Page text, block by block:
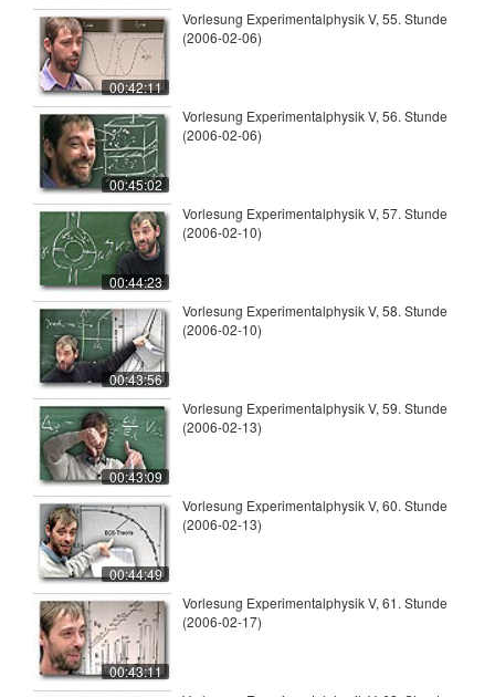
00:42:11
Vorlesung Experimentalphysik V, 55. Stunde
(2006-02-06)
00:45:02
Vorlesung Experimentalphysik V, 56. Stunde
(2006-02-06)
00:44:23
Vorlesung Experimentalphysik V, 57. Stunde
(2006-02-10)
00:43:56
Vorlesung Experimentalphysik V, 58. Stunde
(2006-02-10)
00:43:09
Vorlesung Experimentalphysik V, 59. Stunde
(2006-02-13)
00:44:49
Vorlesung Experimentalphysik V, 60. Stunde
(2006-02-13)
00:43:11
Vorlesung Experimentalphysik V, 61. Stunde
(2006-02-17)